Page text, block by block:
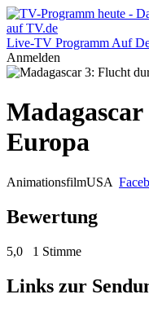
Live-TV Programm Auf
Anmelden
Europa
AnimationsfilmUSA
Bewertung
5,0 1 Stimme
Links zur